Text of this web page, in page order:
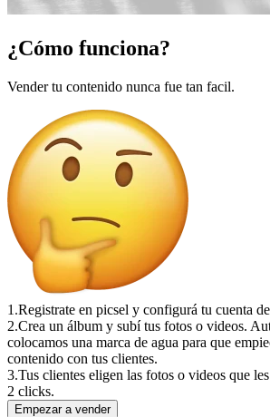
¿Cómo funciona?
Vender tu contenido nunca fue tan facil.
1.Registrate en picsel y configurá tu cuenta
2.Crea un álbum y subí tus fotos o videos.
colocamos una marca de agua para que
contenido con tus clientes.
3.Tus clientes eligen las fotos o videos que
2 clicks.
Empezar a vender